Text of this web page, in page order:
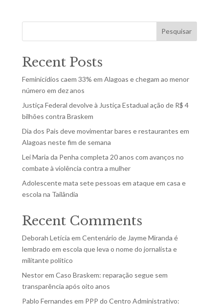
Pesquisar
Recent Posts
Feminicídios caem 33% em Alagoas e chegam ao menor
número em dez anos
Justiça Federal devolve à Justiça Estadual ação de R$ 4
bilhões contra Braskem
Dia dos Pais deve movimentar bares e restaurantes em
Alagoas neste fim de semana
Lei Maria da Penha completa 20 anos com avanços no
combate à violência contra a mulher
Adolescente mata sete pessoas em ataque em casa e
escola na Tailândia
Recent Comments
Deborah Letícia em Centenário de Jayme Miranda é
lembrado em escola que leva o nome do jornalista e
militante político
Nestorem Caso Braskem: reparação segue sem
transparência após oito anos
Pablo Fernandes em PPP do Centro Administrativo: